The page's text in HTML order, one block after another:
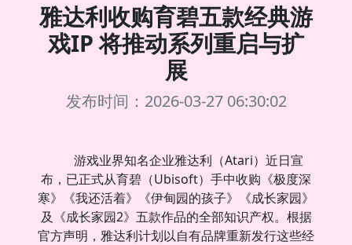
雅达利收购育碧五款经典游
戏IP 将推动系列重启与扩
展
发布时间：2026-03-27 06:30:02
游戏业界知名企业雅达利（Atari）近日宣
布，已正式从育碧（Ubisoft）手中收购《极度深
寒》《我还活着》《伊甸园的孩子》《成长家园》
及《成长家园2》五款作品的全部知识产权。根据
官方声明，雅达利计划以自有品牌重新发行这些经